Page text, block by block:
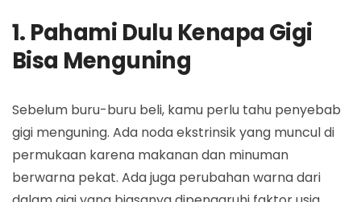
1. Pahami Dulu Kenapa Gigi
Bisa Menguning
Sebelum buru-buru beli, kamu perlu tahu penyebab
gigi menguning. Ada noda ekstrinsik yang muncul di
permukaan karena makanan dan minuman
berwarna pekat. Ada juga perubahan warna dari